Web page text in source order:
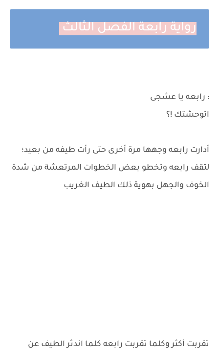
رواية رابعة الفصل الثالث
: رابعه يا عشجى
اتوحشتك !؟
أدارت رابعه وجهها مرة أخرى حتى رأت طيفه من بعيد؛
لتقف رابعه وتخطو بعض الخطوات المرتعشة من شدة
الخوف والجهل بهوية ذلك الطيف الغريب
تقربت أكثر وكلما تقربت رابعه كلما اندثر الطيف عن